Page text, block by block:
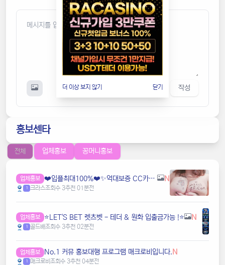
작성
홍보센타
전체 업체홍보 꽁머니홍보
업체홍보 ❤️️입플최대100%❤️✨억대보증 CC카지노✨❤️무기명테더가입O❤️블랙가입O❤️승인전화X❤️ N
1 크라스조회수 3추천 01분전
업체홍보 ⭐️LET'S BET 렛츠벳 - 테더 & 원화 입출금가능 !⭐️ N
1 골드배조회수 3추천 02분전
업체홍보 ️️No.1 커뮤 홍보대행 프️로그램 매크로비입니다. N
1 매크로비 조회수 3추천 04분전
더 이상 보지 않기 닫기